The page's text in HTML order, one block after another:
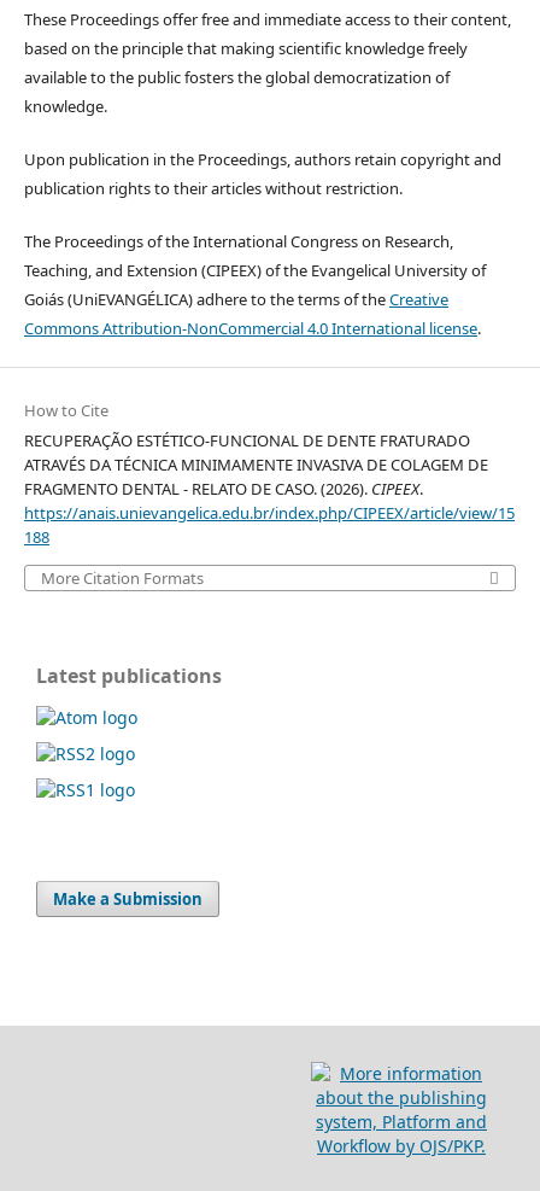
These Proceedings offer free and immediate access to their content,
based on the principle that making scientific knowledge freely
available to the public fosters the global democratization of
knowledge.
Upon publication in the Proceedings, authors retain copyright and
publication rights to their articles without restriction.
The Proceedings of the International Congress on Research,
Teaching, and Extension (CIPEEX) of the Evangelical University of
Goiás (UniEVANGÉLICA) adhere to the terms of theCreative
Commons Attribution-NonCommercial 4.0 International license.
How to Cite
RECUPERAÇÃO ESTÉTICO-FUNCIONAL DE DENTE FRATURADO
ATRAVÉS DA TÉCNICA MINIMAMENTE INVASIVA DE COLAGEM DE
FRAGMENTO DENTAL - RELATO DE CASO. (2026). CIPEEX.
https://anais.unievangelica.edu.br/index.php/CIPEEX/article/view/15
188
More Citation Formats
Latest publications
Make a Submission